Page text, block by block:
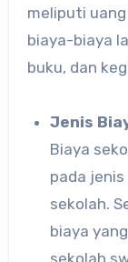
meliputi uang
biaya-biaya
buku, dan
Jenis
Biaya
pada
sekolah.
biaya
sekolah